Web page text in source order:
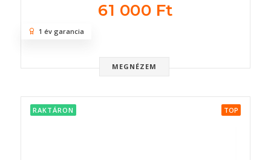
61 000 Ft
MEGNÉZEM
1 év garancia
RAKTÁRON TOP